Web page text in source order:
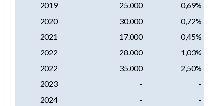
2019
25.000
0,69%
2020
30.000
0,72%
2021
17.000
0,45%
2022
28.000
1,03%
2022
35.000
2,50%
2023
-
-
2024
-
-